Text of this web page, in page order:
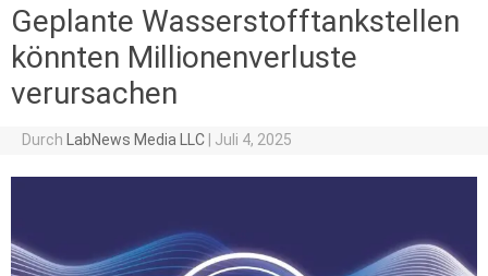
Geplante Wasserstofftankstellen
könnten Millionenverluste
verursachen
Durch LabNews Media LLC Juli 4, 2025